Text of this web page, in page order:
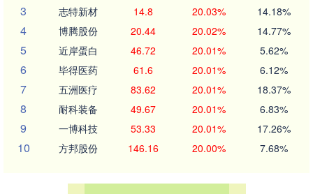
3 志特新材 14.8 20.03% 14.18%
4 博腾股份 20.44 20.02% 14.77%
5 近岸蛋白 46.72 20.01% 5.62%
6 毕得医药 61.6 20.01% 6.12%
7 五洲医疗 83.62 20.01% 18.37%
8 耐科装备 49.67 20.01% 6.83%
9 一博科技 53.33 20.01% 17.26%
10 方邦股份 146.16 20.00% 7.68%